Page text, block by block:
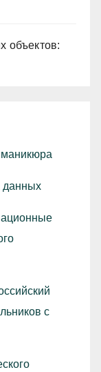
объектов:
данных
с